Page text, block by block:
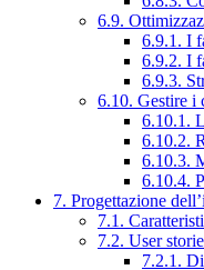
6.9.
6.9.1. I
6.9.2. I
6.9.3.
6.10. Gestire i
6.10.1.
6.10.2.
6.10.3.
6.10.4.
7. Progettazione
7.1.
7.2. User
7.2.1.